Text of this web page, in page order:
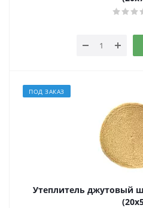
ПОД ЗАКАЗ
Утеплитель джутовый